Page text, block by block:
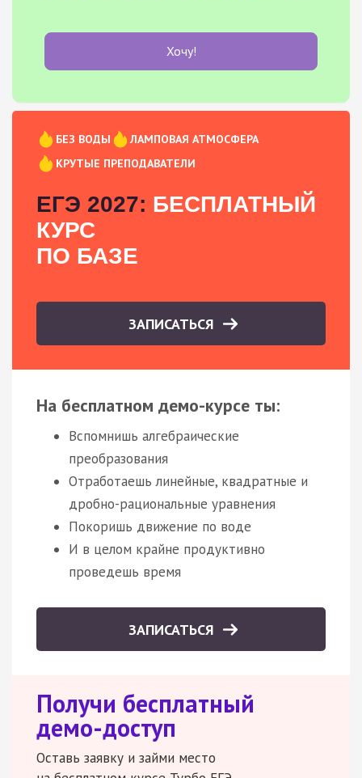
Хочу!
БЕЗ ВОДЫ
ЛАМПОВАЯ АТМОСФЕРА
КРУТЫЕ ПРЕПОДАВАТЕЛИ
ЕГЭ 2027: БЕСПЛАТНЫЙ
КУРС
ПО БАЗЕ
ЗАПИСАТЬСЯ
На бесплатном демо-курсе ты:
Вспомнишь алгебраические
преобразования
Отработаешь линейные, квадратные и
дробно-рациональные уравнения
Покоришь движение по воде
И в целом крайне продуктивно
проведешь время
ЗАПИСАТЬСЯ
Получи бесплатный
демо-доступ
Оставь заявку и займи место